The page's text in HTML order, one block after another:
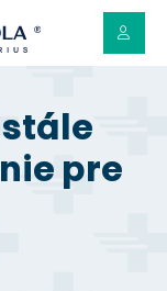
stále
pre